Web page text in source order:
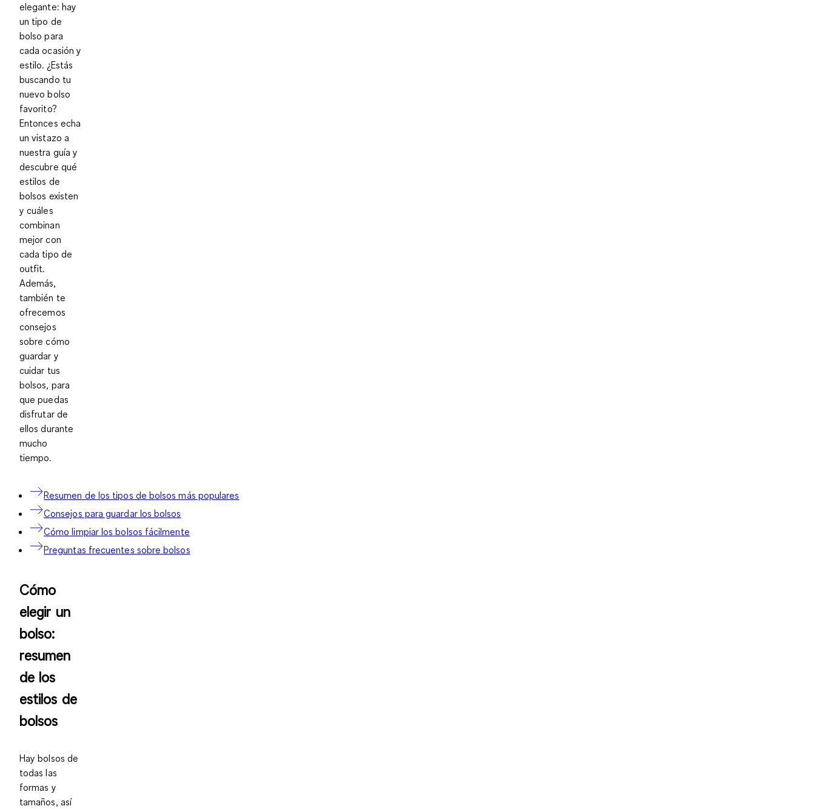
elegante: hay
un tipo de
bolso para
cada ocasión y
estilo. ¿Estás
buscando tu
nuevo bolso
favorito?
Entonces echa
un vistazo a
nuestra guía y
descubre qué
estilos de
bolsos existen
y cuáles
combinan
mejor con
cada tipo de
outfit.
Además,
también te
ofrecemos
consejos
sobre cómo
guardar y
cuidar tus
bolsos, para
que puedas
disfrutar de
ellos durante
mucho
tiempo.
Resumen de los tipos de bolsos más populares
Consejos para guardar los bolsos
Cómo limpiar los bolsos fácilmente
Preguntas frecuentes sobre bolsos
Cómo
elegir un
bolso:
resumen
de los
estilos de
bolsos
Hay bolsos de
todas las
formas y
tamaños, así